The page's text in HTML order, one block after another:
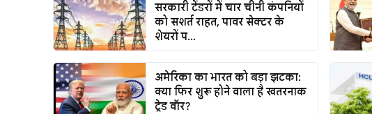
सरकारी टेंडरों में चार चीनी कंपनियों
को सशर्त राहत, पावर सेक्टर के
शेयरों प...
अमेरिका का भारत को बड़ा झटका:
क्या फिर शुरू होने वाला है खतरनाक
ट्रेड वॉर?